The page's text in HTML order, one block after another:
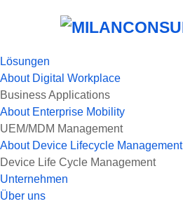
Lösungen
AboutDigital Workplace
Business Applications
AboutEnterprise Mobility
UEM/MDM Management
AboutDevice Lifecycle Management
Device Life Cycle Management
Unternehmen
Über uns